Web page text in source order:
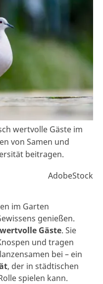
wertvolle Gäste im
von Samen und
beitragen.
AdobeStock
im Garten
genießen.
Gäste. Sie
und tragen
bei – ein
, der in städtischen
spielen kann.